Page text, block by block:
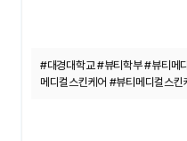
#대경대학교 #뷰티학부 #뷰티메
메디컬스킨케어 #뷰티메디컬스